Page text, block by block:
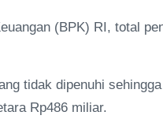
(BPK) RI, total
tidak dipenuhi
Rp486 miliar.